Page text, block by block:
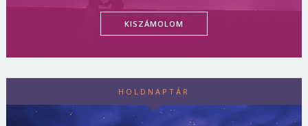
KISZÁMOLOM
HOLDNAPTÁR